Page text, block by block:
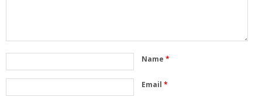
Name *
Email *